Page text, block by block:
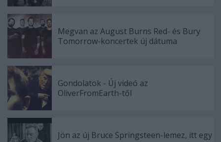
Megvan az August Burns Red- és Bury
Tomorrow-koncertek új dátuma
Gondolatok - Új videó az
OliverFromEarth-től
Jön az új Bruce Springsteen-lemez, itt egy